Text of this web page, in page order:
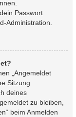
Passwort
Administration.
„Angemeldet
Sitzung
deines
zu bleiben,
beim Anmelden